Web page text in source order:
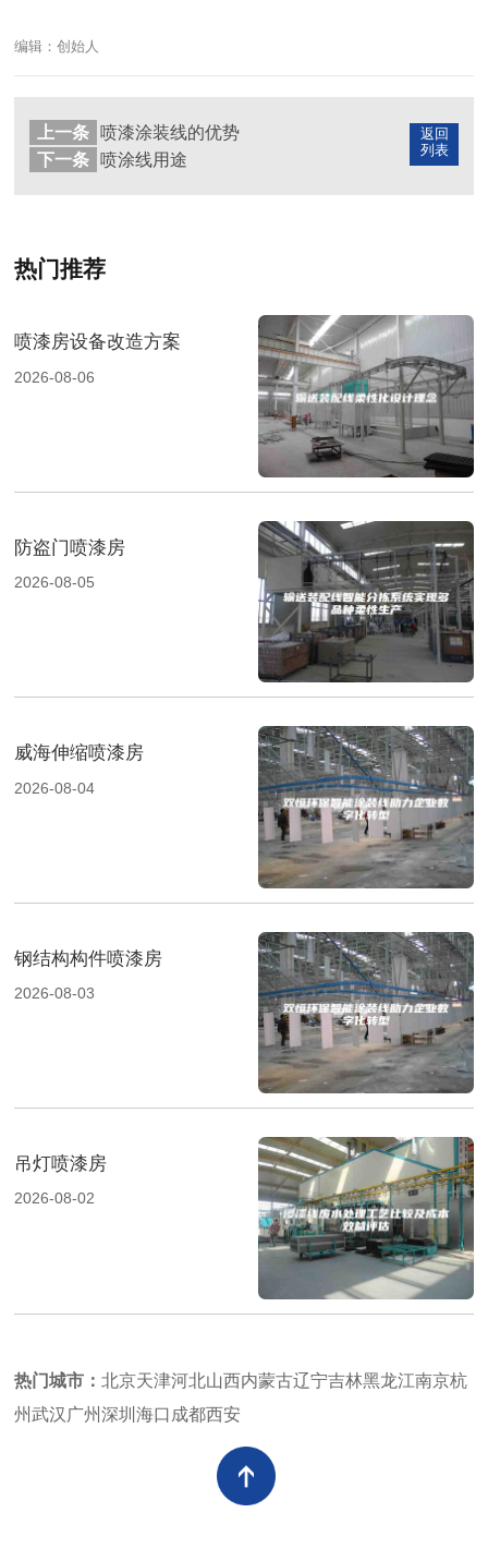
编辑：创始人
返回
列表
上一条
喷漆涂装线的优势
下一条
喷涂线用途
热门推荐
喷漆房设备改造方案
2026-08-06
防盗门喷漆房
2026-08-05
威海伸缩喷漆房
2026-08-04
钢结构构件喷漆房
2026-08-03
吊灯喷漆房
2026-08-02
热门城市：北京天津河北山西内蒙古辽宁吉林黑龙江南京杭
州武汉 广州深圳海口 成都西安